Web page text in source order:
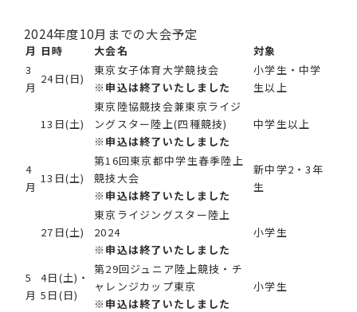
2024年度10月までの大会予定
月 日時 大会名
対象
3
月
24日(日)
東京女子体育大学競技会
※申込は終了いたしました
小学生・中学
生以上
4
月
13日(土)
東京陸協競技会兼東京ライジ
ングスター陸上(四種競技)
※申込は終了いたしました
中学生以上
13日(土)
第16回東京都中学生春季陸上
競技大会
※申込は終了いたしました
新中学2・3年
生
27日(土)
東京ライジングスター陸上
2024
※申込は終了いたしました
小学生
5
月
4日(土)・
5日(日)
第29回ジュニア陸上競技・チ
ャレンジカップ東京
※申込は終了いたしました
小学生